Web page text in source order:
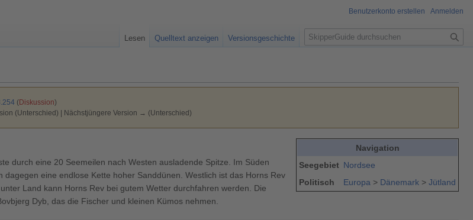
(Diskussion)
(Unterschied) | Nächstjüngere Version → (Unterschied)
Navigation
Seegebiet Nordsee
Politisch
Europa > Dänemark > Jütland
durch eine 20 Seemeilen nach Westen ausladende Spitze. Im Süden
eine endlose Kette hoher Sanddünen. Westlich ist das Horns Rev
Land kann Horns Rev bei gutem Wetter durchfahren werden. Die
Dyb, das die Fischer und kleinen Kümos nehmen.
Benutzerkonto erstellen Anmelden
Lesen Quelltext anzeigen Versionsgeschichte
S
u
e